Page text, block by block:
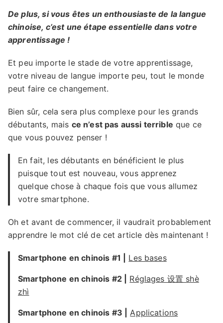
De plus, si vous êtes un enthousiaste de la langue
chinoise, c’est une étape essentielle dans votre
apprentissage !
Et peu importe le stade de votre apprentissage,
votre niveau de langue importe peu, tout le monde
peut faire ce changement.
Bien sûr, cela sera plus complexe pour les grands
débutants, mais ce n’est pas aussi terrible que ce
que vous pouvez penser !
En fait, les débutants en bénéficient le plus
puisque tout est nouveau, vous apprenez
quelque chose à chaque fois que vous allumez
votre smartphone.
Oh et avant de commencer, il vaudrait probablement
apprendre le mot clé de cet article dès maintenant !
Smartphone en chinois #1 Les bases
Smartphone en chinois #2
Réglages 设置 shè
zhì
Smartphone en chinois #3 Applications